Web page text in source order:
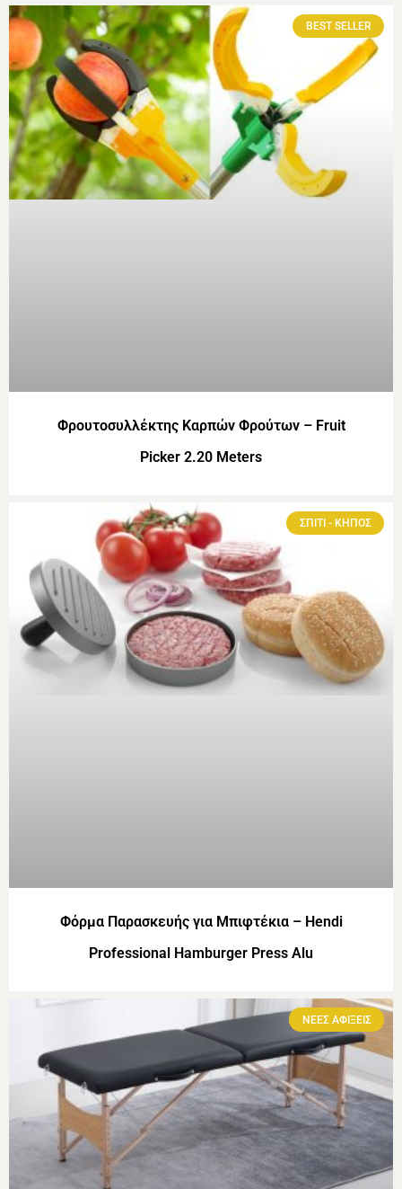
BEST SELLER
Φρουτοσυλλέκτης Καρπών Φρούτων – Fruit
Picker 2.20 Meters
ΣΠΙΤΙ - ΚΗΠΟΣ
Φόρμα Παρασκευής για Μπιφτέκια – Hendi
Professional Hamburger Press Alu
ΝΕΕΣ ΑΦΙΞΕΙΣ